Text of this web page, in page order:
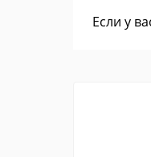
Если у